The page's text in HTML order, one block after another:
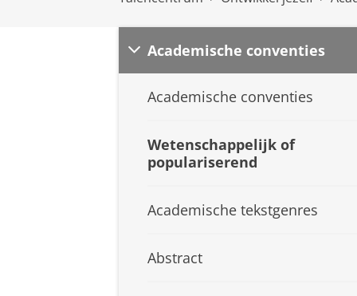
Academische conventies
Academische conventies
Wetenschappelijk of
populariserend
Academische tekstgenres
Abstract